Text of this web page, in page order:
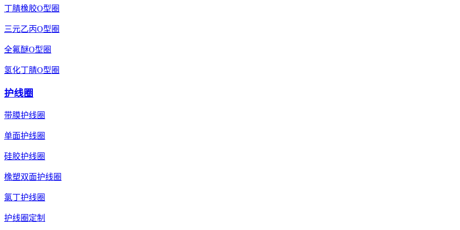
丁腈橡胶O型圈
三元乙丙O型圈
全氟醚O型圈
氢化丁腈O型圈
护线圈
带膜护线圈
单面护线圈
硅胶护线圈
橡塑双面护线圈
氯丁护线圈
护线圈定制